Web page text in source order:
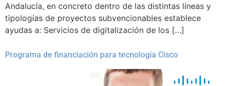
Andalucía, en concreto dentro de las distintas líneas y
tipologías de proyectos subvencionables establece
ayudas a: Servicios de digitalización de los […]
Programa de financiación para tecnología Cisco